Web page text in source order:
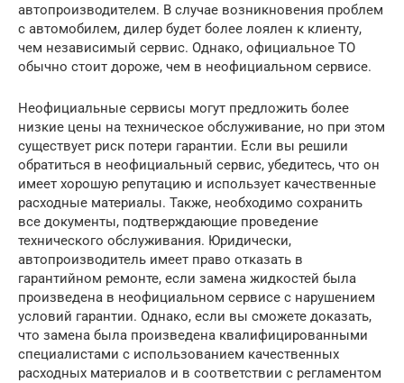
автопроизводителем. В случае возникновения проблем
с автомобилем, дилер будет более лоялен к клиенту,
чем независимый сервис. Однако, официальное ТО
обычно стоит дороже, чем в неофициальном сервисе.
Неофициальные сервисы могут предложить более
низкие цены на техническое обслуживание, но при этом
существует риск потери гарантии. Если вы решили
обратиться в неофициальный сервис, убедитесь, что он
имеет хорошую репутацию и использует качественные
расходные материалы. Также, необходимо сохранить
все документы, подтверждающие проведение
технического обслуживания. Юридически,
автопроизводитель имеет право отказать в
гарантийном ремонте, если замена жидкостей была
произведена в неофициальном сервисе с нарушением
условий гарантии. Однако, если вы сможете доказать,
что замена была произведена квалифицированными
специалистами с использованием качественных
расходных материалов и в соответствии с регламентом